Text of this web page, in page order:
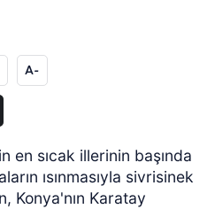
A-
en sıcak illerinin başında
ısınmasıyla sivrisinek
Konya'nın Karatay